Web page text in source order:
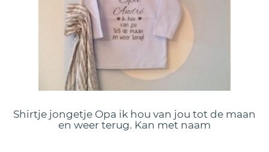
Shirtje jongetje Opa ik hou van jou tot de maan
en weer terug. Kan met naam